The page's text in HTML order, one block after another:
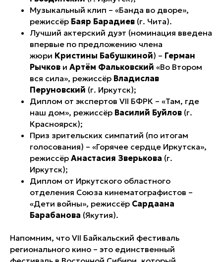
Музыкальный клип – «Банда во дворе»,
режиссёр Баяр Барадиев (г. Чита).
Лучший актерский дуэт (номинация введена
впервые по предложению члена
жюри Кристины Бабушкиной) – Герман
Рычков и Артём Фальковский «Во Втором
вся сила», режиссёр Владислав
Перуновский (г. Иркутск);
Диплом от экспертов VII БФРК – «Там, где
наш дом», режиссёр Василий Буйлов (г.
Красноярск);
Приз зрительских симпатий (по итогам
голосования) – «Горячее сердце Иркутска»,
режиссёр Анастасия Зверькова (г.
Иркутск);
Диплом от Иркутского областного
отделения Союза кинематографистов –
«Дети войны», режиссёр Сардаана
Барабанова (Якутия).
Напомним, что VII Байкальский фестиваль
регионального кино – это единственный